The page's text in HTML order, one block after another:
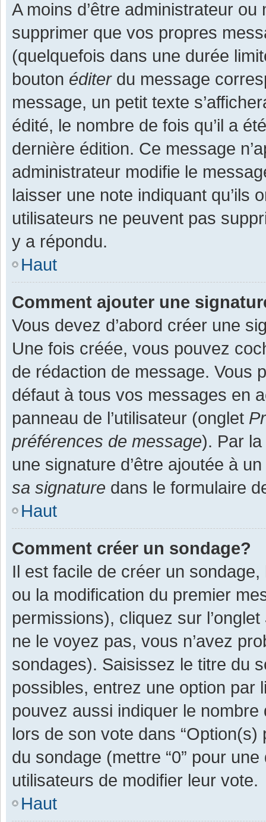
A moins d’être administrateur
supprimer que vos propres
(quelquefois dans une durée
bouton éditerdu message
message, un petit texte
édité, le nombre de fois qu’il a
dernière édition. Ce message
administrateur modifie le
laisser une note indiquant qu’ils
utilisateurs ne peuvent pas
y a répondu.
Haut
Comment ajouter une
Vous devez d’abord créer une
Une fois créée, vous pouvez
de rédaction de message. Vous
défaut à tous vos messages en
panneau de l’utilisateur (onglet
préférences de message). Par
une signature d’être ajoutée à
sa signature dans le formulaire
Haut
Comment créer un sondage?
Il est facile de créer un
ou la modification du premier
permissions), cliquez sur l’onglet
ne le voyez pas, vous n’avez
sondages). Saisissez le titre du
possibles, entrez une option par
pouvez aussi indiquer le
lors de son vote dans “Option(s)
du sondage (mettre “0” pour
utilisateurs de modifier leur vote.
Haut